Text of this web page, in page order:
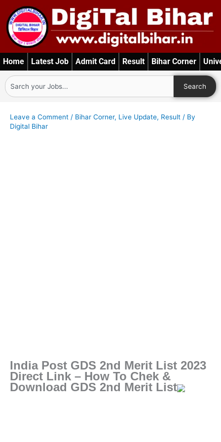
content
Home Latest Job Admit Card Result Bihar Corner
Search
Search
Leave a Comment / Bihar Corner, Live Update, Result / By
Digital Bihar
India Post GDS 2nd Merit List 2023
Direct Link – How To Chek &
Download GDS 2nd Merit List